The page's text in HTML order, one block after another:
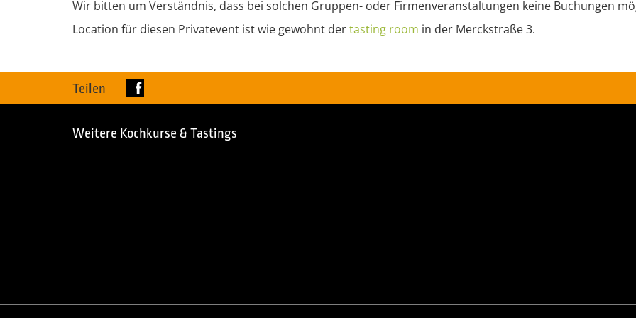
Wir bitten um Verständnis, dass bei solchen Gruppen- oder Firmenveranstaltungen keine Buchungen
Location für diesen Privatevent ist wie gewohnt dertasting room in der Merckstraße 3.
Teilen
Weitere Kochkurse & Tastings